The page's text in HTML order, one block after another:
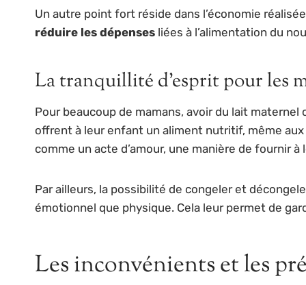
Un autre point fort réside dans l’économie
réduire les dépenses liées à l’alimentation du
La tranquillité d’esprit pour les
Pour beaucoup de mamans, avoir du lait
offrent à leur enfant un aliment nutritif, même
comme un acte d’amour, une manière de fournir à
Par ailleurs, la possibilité de congeler et
émotionnel que physique. Cela leur permet de
Les inconvénients et les